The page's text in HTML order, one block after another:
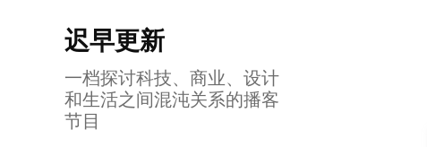
迟早更新
一档探讨科技、商业、设计
和生活之间混沌关系的播客
节目